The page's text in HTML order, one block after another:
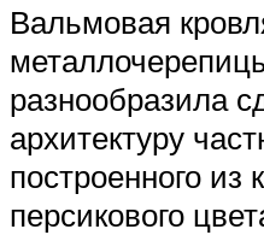
Вальмовая
разнообразила
архитектуру
построенного из
персикового